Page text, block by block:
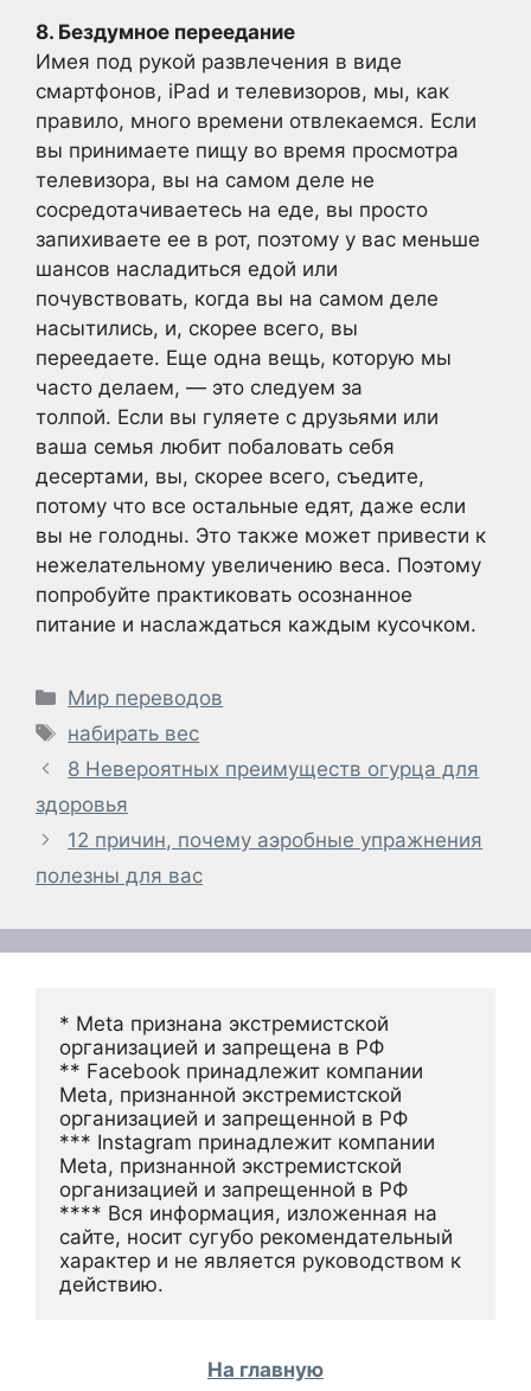
8. Бездумное переедание
Имея под рукой развлечения в виде
смартфонов, iPad и телевизоров, мы, как
правило, много времени отвлекаемся. Если
вы принимаете пищу во время просмотра
телевизора, вы на самом деле не
сосредотачиваетесь на еде, вы просто
запихиваете ее в рот, поэтому у вас меньше
шансов насладиться едой или
почувствовать, когда вы на самом деле
насытились, и, скорее всего, вы
переедаете. Еще одна вещь, которую мы
часто делаем, — это следуем за
толпой. Если вы гуляете с друзьями или
ваша семья любит побаловать себя
десертами, вы, скорее всего, съедите,
потому что все остальные едят, даже если
вы не голодны. Это также может привести к
нежелательному увеличению веса. Поэтому
попробуйте практиковать осознанное
питание и наслаждаться каждым кусочком.
Рубрики
Мир переводов
Метки
набирать вес
8 Невероятных преимуществ огурца для
здоровья
12 причин, почему аэробные упражнения
полезны для вас
* Meta признана экстремистской
организацией и запрещена в РФ
** Facebook принадлежит компании
Meta, признанной экстремистской
организацией и запрещенной в РФ
*** Instagram принадлежит компании
Meta, признанной экстремистской
организацией и запрещенной в РФ
**** Вся информация, изложенная на
сайте, носит сугубо рекомендательный
характер и не является руководством к
действию.
На главную